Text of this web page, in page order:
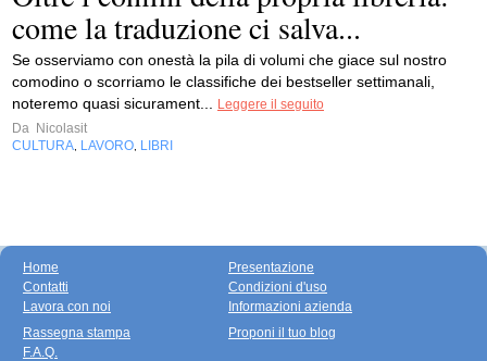
come la traduzione ci salva...
Se osserviamo con onestà la pila di volumi che giace sul nostro
comodino o scorriamo le classifiche dei bestseller settimanali,
noteremo quasi sicurament...
Leggere il seguito
Da Nicolasit
CULTURA LAVORO LIBRI
Home
Contatti
Lavora con noi
Presentazione
Condizioni d'uso
Informazioni azienda
Rassegna stampa
F.A.Q.
Proponi il tuo blog